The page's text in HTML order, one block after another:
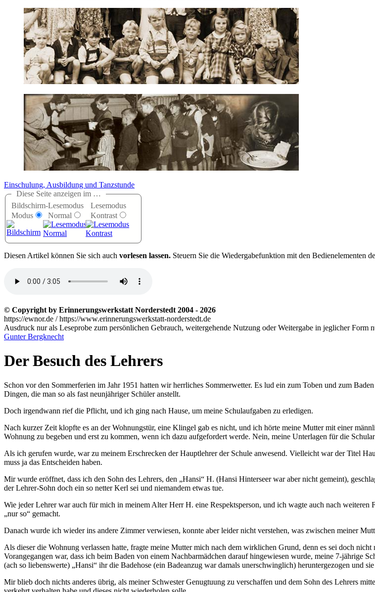
Einschulung, Ausbildung und Tanzstunde
Diese Seite anzeigen im …
Bildschirm-
Modus
Lesemodus
Normal
Lesemodus
Kontrast
Diesen Artikel können Sie sich auch vorlesen lassen. Steuern Sie die Wiedergabefunktion mit den Bedienelementen
© Copyright by Erinnerungswerkstatt Norderstedt 2004 - 2026
https://ewnor.de / https://www.erinnerungswerkstatt-norderstedt.de
Ausdruck nur als Leseprobe zum persönlichen Gebrauch, weitergehende Nutzung oder Weitergabe in jeglicher Form
Gunter Bergknecht
Der Besuch des Lehrers
Schon vor den Sommerferien im Jahr 1951 hatten wir herrliches Sommerwetter. Es lud ein zum Toben und zum
Dingen, die man so als fast neunjähriger Schüler anstellt.
Doch irgendwann rief die Pflicht, und ich ging nach Hause, um meine Schulaufgaben zu erledigen.
Nach kurzer Zeit klopfte es an der Wohnungstür, eine Klingel gab es nicht, und ich hörte meine Mutter mit einer
Wohnung zu begeben und erst zu kommen, wenn ich dazu aufgefordert werde. Nein, meine Unterlagen für die
Als ich gerufen wurde, war zu meinem Erschrecken der Hauptlehrer der Schule anwesend. Vielleicht war der Titel
muss ja das Entscheiden haben.
Mir wurde eröffnet, dass ich den Sohn des Lehrers, den
Hansi
H. (Hansi Hinterseer war aber nicht gemeint),
der Lehrer-Sohn doch ein so netter Kerl sei und niemandem etwas tue.
Wie jeder Lehrer war auch für mich in meinem Alter Herr H. eine Respektsperson, und ich wagte auch nach weiteren
nur so
gemacht.
Danach wurde ich wieder ins andere Zimmer verwiesen, konnte aber leider nicht verstehen, was zwischen meiner
Als dieser die Wohnung verlassen hatte, fragte meine Mutter mich nach dem wirklichen Grund, denn es sei doch nicht
Vorangegangen war, dass ich beim Baden von einem Nachbarmädchen darauf hingewiesen wurde, meine 7-jährige
(ach so liebenswerte)
Hansi
ihr die Badehose (ein Badeanzug war damals unerschwinglich) heruntergezogen und sie
Mir blieb doch nichts anderes übrig, als meiner Schwester Genugtuung zu verschaffen und dem Sohn des Lehrers